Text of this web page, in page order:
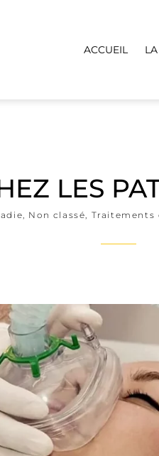
ACCUEIL
LES
, Non classé, Traitements